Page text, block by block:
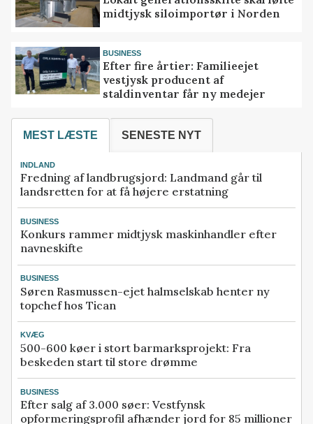
midtjysk siloimportør i Norden
BUSINESS
Efter fire årtier: Familieejet
vestjysk producent af
staldinventar får ny medejer
MEST LÆSTE SENESTE NYT
INDLAND
Fredning af landbrugsjord: Landmand går til
landsretten for at få højere erstatning
BUSINESS
Konkurs rammer midtjysk maskinhandler efter
navneskifte
BUSINESS
Søren Rasmussen-ejet halmselskab henter ny
topchef hos Tican
KVÆG
500-600 køer i stort barmarksprojekt: Fra
beskeden start til store drømme
BUSINESS
Efter salg af 3.000 søer: Vestfynsk
opformeringsprofil afhænder jord for 85 millioner